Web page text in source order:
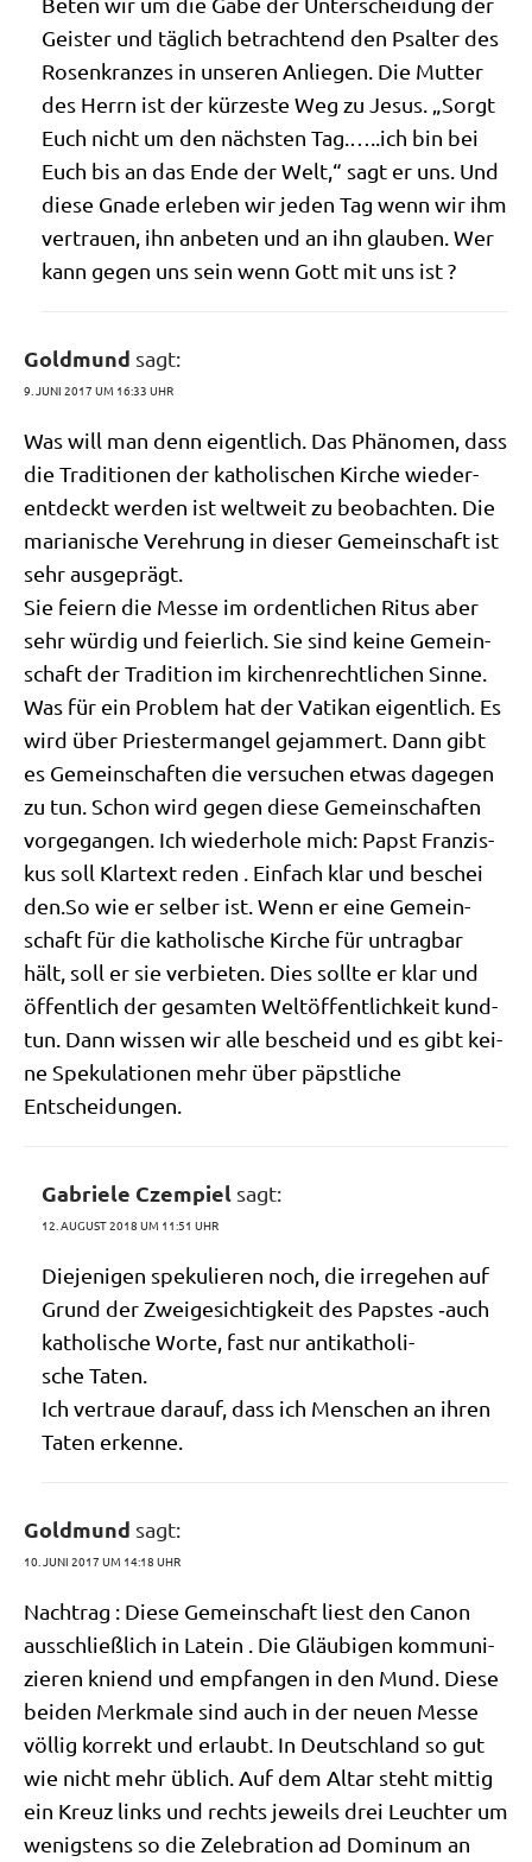
Gei­ster und täg­lich betrach­tend den Psal­ter des
Rosen­kran­zes in unse­ren Anlie­gen. Die Mut­ter
des Herrn ist der kür­ze­ste Weg zu Jesus. „Sorgt
Euch nicht um den näch­sten Tag.…..ich bin bei
Euch bis an das Ende der Welt,“ sagt er uns. Und
die­se Gna­de erle­ben wir jeden Tag wenn wir ihm
ver­trau­en, ihn anbe­ten und an ihn glau­ben. Wer
kann gegen uns sein wenn Gott mit uns ist ?
Goldmund sagt:
9. JUNI 2017 UM 16:33 UHR
Was will man denn eigent­lich. Das Phä­no­men, dass
die Tra­di­tio­nen der katho­li­schen Kir­che wie­der­
ent­deckt wer­den ist welt­weit zu beob­ach­ten. Die
maria­ni­sche Ver­eh­rung in die­ser Gemein­schaft ist
sehr ausgeprägt.
Sie fei­ern die Mes­se im ordent­li­chen Ritus aber
sehr wür­dig und fei­er­lich. Sie sind kei­ne Gemein­
schaft der Tra­di­ti­on im kir­chen­recht­li­chen Sin­ne.
Was für ein Pro­blem hat der Vati­kan eigent­lich. Es
wird über Prie­ster­man­gel gejam­mert. Dann gibt
es Gemein­schaf­ten die ver­su­chen etwas dage­gen
zu tun. Schon wird gegen die­se Gemein­schaf­ten
vor­ge­gan­gen. Ich wie­der­ho­le mich: Papst Fran­zis­
kus soll Klar­text reden . Ein­fach klar und beschei​
den​.So wie er sel­ber ist. Wenn er eine Gemein­
schaft für die katho­li­sche Kir­che für untrag­bar
hält, soll er sie ver­bie­ten. Dies soll­te er klar und
öffent­lich der gesam­ten Welt­öf­fent­lich­keit kund­
tun. Dann wis­sen wir alle bescheid und es gibt kei­
ne Spe­ku­la­tio­nen mehr über päpst­li­che
Entscheidungen.
Gabriele Czempiel sagt:
12. AUGUST 2018 UM 11:51 UHR
Die­je­ni­gen spe­ku­lie­ren noch, die irre­ge­hen auf
Grund der Zwei­ge­sich­tig­keit des Pap­stes ‑auch
katho­li­sche Wor­te, fast nur anti­ka­tho­li­
sche Taten.
Ich ver­traue dar­auf, dass ich Men­schen an ihren
Taten erkenne.
Goldmund sagt:
10. JUNI 2017 UM 14:18 UHR
Nach­trag : Die­se Gemein­schaft liest den Canon
aus­schließ­lich in Latein . Die Gläu­bi­gen kom­mu­ni­
zie­ren kniend und emp­fan­gen in den Mund. Die­se
bei­den Merk­ma­le sind auch in der neu­en Mes­se
völ­lig kor­rekt und erlaubt. In Deutsch­land so gut
wie nicht mehr üblich. Auf dem Altar steht mit­tig
ein Kreuz links und rechts jeweils drei Leuch­ter um
wenig­stens so die Zele­bra­ti­on ad Domi­num an